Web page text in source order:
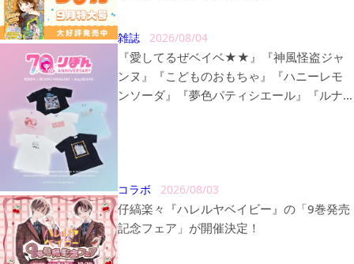
雑誌 2026/08/04
『愛してるぜベイベ★★』『神風怪盗ジャ
ンヌ』『こどものおもちゃ』『ハニーレモ
ンソーダ』『夢色パティシエール』『ルナ
コラボ 2026/08/03
仔縞楽々『ハレルヤベイビー』の「9巻発売
記念フェア」が開催決定！